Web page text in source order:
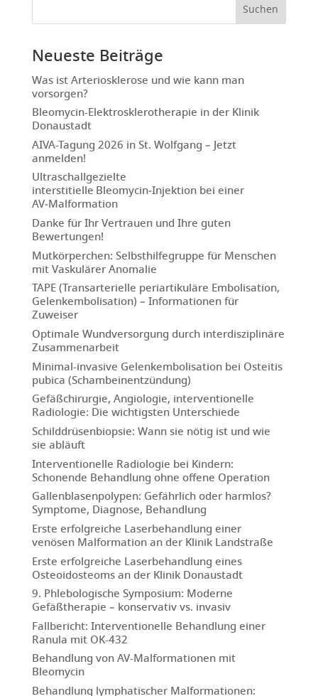
Neueste Beiträge
Was ist Arteriosklerose und wie kann man
vorsorgen?
Bleomycin-Elektrosklerotherapie in der Klinik
Donaustadt
AIVA-Tagung 2026 in St. Wolfgang – Jetzt
anmelden!
Ultraschallgezielte
interstitielle Bleomycin‑Injektion bei einer
AV‑Malformation
Danke für Ihr Vertrauen und Ihre guten
Bewertungen!
Mutkörperchen: Selbsthilfegruppe für Menschen
mit Vaskulärer Anomalie
TAPE (Transarterielle periartikuläre Embolisation,
Gelenkembolisation) – Informationen für
Zuweiser
Optimale Wundversorgung durch interdisziplinäre
Zusammenarbeit
Minimal-invasive Gelenkembolisation bei Osteitis
pubica (Schambeinentzündung)
Gefäßchirurgie, Angiologie, interventionelle
Radiologie: Die wichtigsten Unterschiede
Schilddrüsenbiopsie: Wann sie nötig ist und wie
sie abläuft
Interventionelle Radiologie bei Kindern:
Schonende Behandlung ohne offene Operation
Gallenblasenpolypen: Gefährlich oder harmlos?
Symptome, Diagnose, Behandlung
Erste erfolgreiche Laserbehandlung einer
venösen Malformation an der Klinik Landstraße
Erste erfolgreiche Laserbehandlung eines
Osteoidosteoms an der Klinik Donaustadt
9. Phlebologische Symposium: Moderne
Gefäßtherapie – konservativ vs. invasiv
Fallbericht: Interventionelle Behandlung einer
Ranula mit OK-432
Behandlung von AV-Malformationen mit
Bleomycin
Behandlung lymphatischer Malformationen: